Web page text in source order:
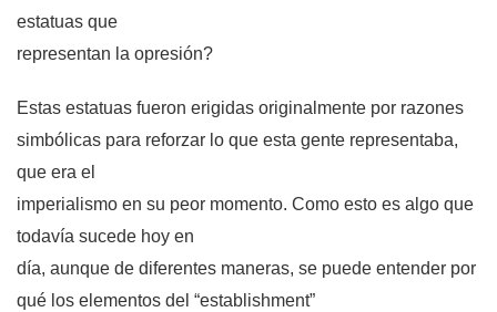
estatuas que
representan la opresión?
Estas estatuas fueron erigidas originalmente por razones
simbólicas para reforzar lo que esta gente representaba,
que era el
imperialismo en su peor momento. Como esto es algo que
todavía sucede hoy en
día, aunque de diferentes maneras, se puede entender por
qué los elementos del “establishment”